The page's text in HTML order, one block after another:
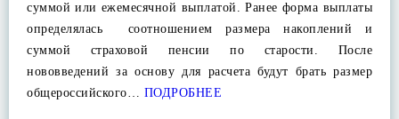
суммой или ежемесячной выплатой. Ранее форма выплаты
определялась соотношением размера накоплений и
суммой страховой пенсии по старости. После
нововведений за основу для расчета будут брать размер
общероссийского… ПОДРОБНЕЕ